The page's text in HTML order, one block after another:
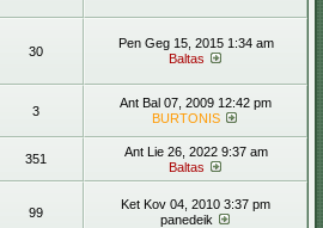
30
Pen Geg 15, 2015 1:34 am
Baltas
3
Ant Bal 07, 2009 12:42 pm
BURTONIS
351
Ant Lie 26, 2022 9:37 am
Baltas
99
Ket Kov 04, 2010 3:37 pm
panedeik